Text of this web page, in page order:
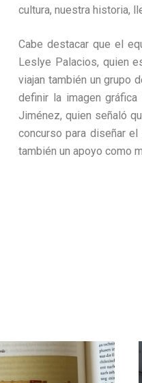
cultura, nuestra historia,
Cabe destacar que el
Leslye Palacios, quien
viajan también un grupo
definir la imagen
Jiménez, quien señaló
concurso para diseñar
también un apoyo como